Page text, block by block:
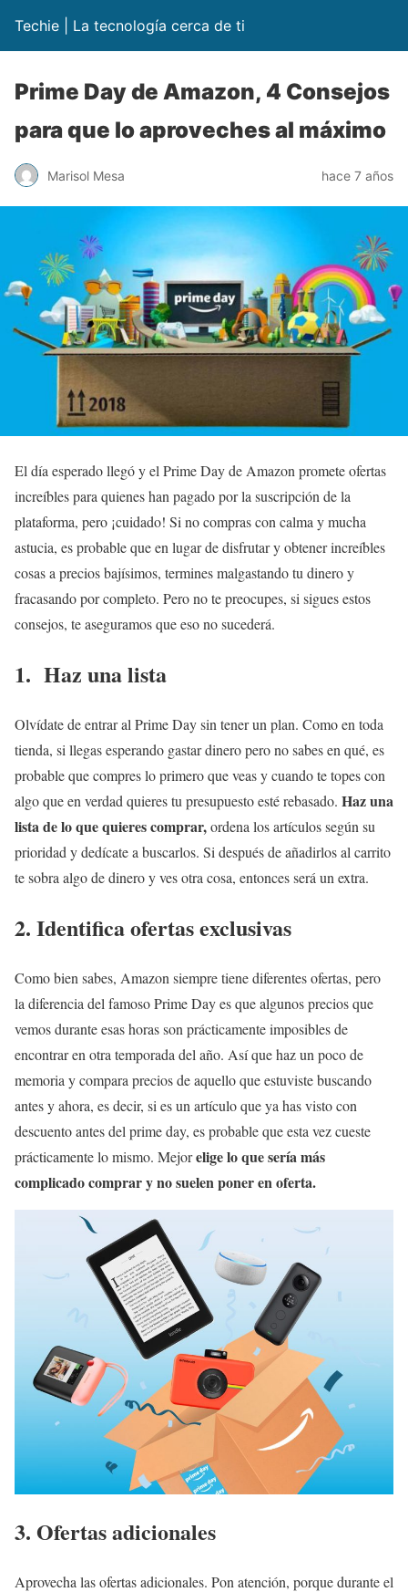
Techie | La tecnología cerca de ti
Prime Day de Amazon, 4 Consejos
para que lo aproveches al máximo
Marisol Mesa hace 7 años
El día esperado llegó y el Prime Day de Amazon promete ofertas
increíbles para quienes han pagado por la suscripción de la
plataforma, pero ¡cuidado! Si no compras con calma y mucha
astucia, es probable que en lugar de disfrutar y obtener increíbles
cosas a precios bajísimos, termines malgastando tu dinero y
fracasando por completo. Pero no te preocupes, si sigues estos
consejos, te aseguramos que eso no sucederá.
1. Haz una lista
Olvídate de entrar al Prime Day sin tener un plan. Como en toda
tienda, si llegas esperando gastar dinero pero no sabes en qué, es
probable que compres lo primero que veas y cuando te topes con
algo que en verdad quieres tu presupuesto esté rebasado. Haz una
lista de lo que quieres comprar,ordena los artículos según su
prioridad y dedícate a buscarlos. Si después de añadirlos al carrito
te sobra algo de dinero y ves otra cosa, entonces será un extra.
2. Identifica ofertas exclusivas
Como bien sabes, Amazon siempre tiene diferentes ofertas, pero
la diferencia del famoso Prime Day es que algunos precios que
vemos durante esas horas son prácticamente imposibles de
encontrar en otra temporada del año. Así que haz un poco de
memoria y compara precios de aquello que estuviste buscando
antes y ahora, es decir, si es un artículo que ya has visto con
descuento antes del prime day, es probable que esta vez cueste
prácticamente lo mismo. Mejorelige lo que sería más
complicado comprar y no suelen poner en oferta.
3. Ofertas adicionales
Aprovecha las ofertas adicionales. Pon atención, porque durante el